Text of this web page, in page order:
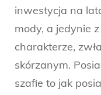
inwestycja na
mody, a jedynie
charakterze,
skórzanym.
szafie to jak